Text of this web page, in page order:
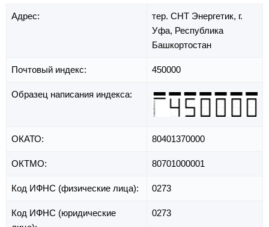
Адрес: тер. СНТ Энергетик, г.
Уфа, Республика
Башкортостан
Почтовый индекс: 450000
Образец написания индекса:
ОКАТО: 80401370000
ОКТМО: 80701000001
Код ИФНС (физические лица): 0273
Код ИФНС (юридические
0273